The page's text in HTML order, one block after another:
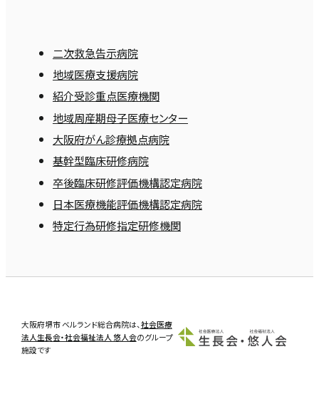
二次救急告示病院
地域医療支援病院
紹介受診重点医療機関
地域周産期母子医療センター
大阪府がん診療拠点病院
基幹型臨床研修病院
卒後臨床研修評価機構認定病院
日本医療機能評価機構認定病院
特定行為研修指定研修機関
大阪府堺市 ベルランド総合病院は、社会医療
法人生長会・社会福祉法人 悠人会のグループ
施設です